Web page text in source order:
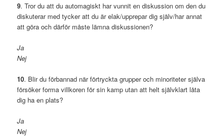
9. Tror du att du automagiskt har vunnit en diskussion om den du
diskuterar med tycker att du är elak/upprepar dig själv/har annat
att göra och därför måste lämna diskussionen?
Ja
Nej
10. Blir du förbannad när förtryckta grupper och minoriteter själva
försöker forma villkoren för sin kamp utan att helt självklart låta
dig ha en plats?
Ja
Nej